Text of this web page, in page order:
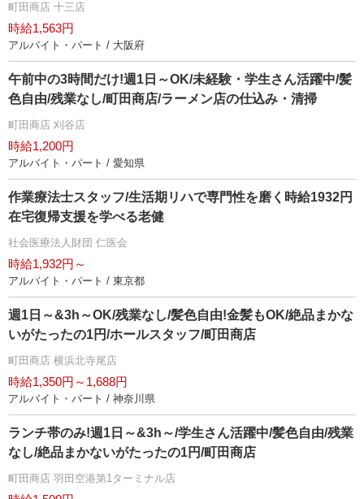
町田商店 十三店
時給1,563円
アルバイト・パート / 大阪府
午前中の3時間だけ!週1日～OK/未経験・学生さん活躍中/髪
色自由/残業なし/町田商店/ラーメン店の仕込み・清掃
町田商店 刈谷店
時給1,200円
アルバイト・パート / 愛知県
作業療法士スタッフ/生活期リハで専門性を磨く時給1932円
在宅復帰支援を学べる老健
社会医療法人財団 仁医会
時給1,932円～
アルバイト・パート / 東京都
週1日～&3h～OK/残業なし/髪色自由!金髪もOK/絶品まかな
いがたったの1円/ホールスタッフ/町田商店
町田商店 横浜北寺尾店
時給1,350円～1,688円
アルバイト・パート / 神奈川県
ランチ帯のみ!週1日～&3h～/学生さん活躍中/髪色自由/残業
なし/絶品まかないがたったの1円/町田商店
町田商店 羽田空港第1ターミナル店